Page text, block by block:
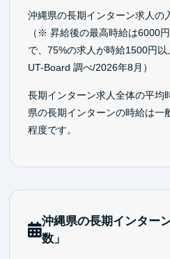
沖縄県の長期インターン求人の
（※ 昇給後の最高時給は6000
で、75%の求人が時給1500円
UT-Board 調べ/2026年8月）
長期インターン求人全体の平均
県の長期インターンの時給は一
程度です。
沖縄県の長期インター
数」